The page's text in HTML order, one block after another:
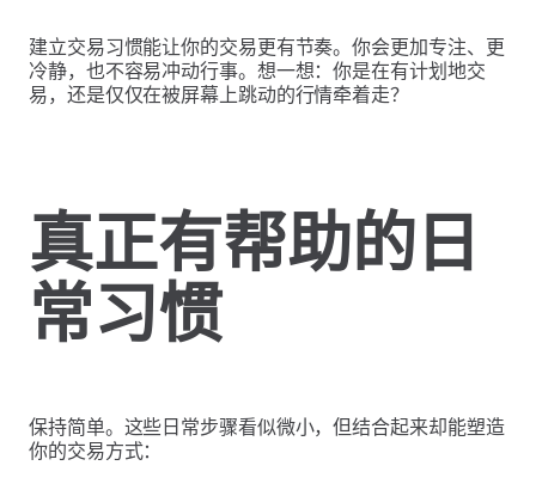
建立交易习惯能让你的交易更有节奏。你会更加专注、更
冷静，也不容易冲动行事。想一想：你是在有计划地交
易，还是仅仅在被屏幕上跳动的行情牵着走？
真正有帮助的日
常习惯
保持简单。这些日常步骤看似微小，但结合起来却能塑造
你的交易方式：